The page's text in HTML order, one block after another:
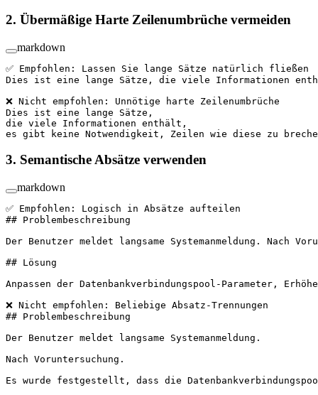
2. Übermäßige Harte Zeilenumbrüche vermeiden
markdown
✅ Empfohlen: Lassen Sie lange Sätze natürlich fließen
Dies ist eine lange Sätze, die viele Informationen
❌ Nicht empfohlen: Unnötige harte Zeilenumbrüche
Dies ist eine lange Sätze,
die viele Informationen enthält,
es gibt keine Notwendigkeit, Zeilen wie diese zu
3. Semantische Absätze verwenden
markdown
✅ Empfohlen: Logisch in Absätze aufteilen
## Problembeschreibung
Der Benutzer meldet langsame Systemanmeldung. Nach
## Lösung
Anpassen der Datenbankverbindungspool-Parameter,
❌ Nicht empfohlen: Beliebige Absatz-Trennungen
## Problembeschreibung
Der Benutzer meldet langsame Systemanmeldung.
Nach Voruntersuchung.
Es wurde festgestellt, dass die